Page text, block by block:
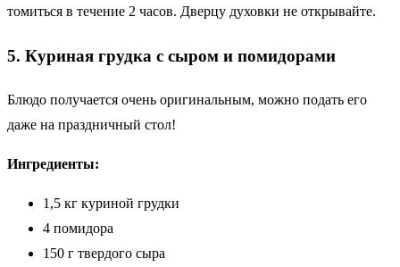
томиться в течение 2 часов. Дверцу духовки не открывайте.
5. Куриная грудка с сыром и помидорами
Блюдо получается очень оригинальным, можно подать его
даже на праздничный стол!
Ингредиенты:
1,5 кг куриной грудки
4 помидора
150 г твердого сыра